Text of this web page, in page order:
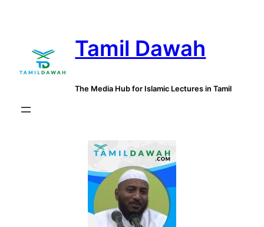
Tamil Dawah
The Media Hub for Islamic Lectures in Tamil